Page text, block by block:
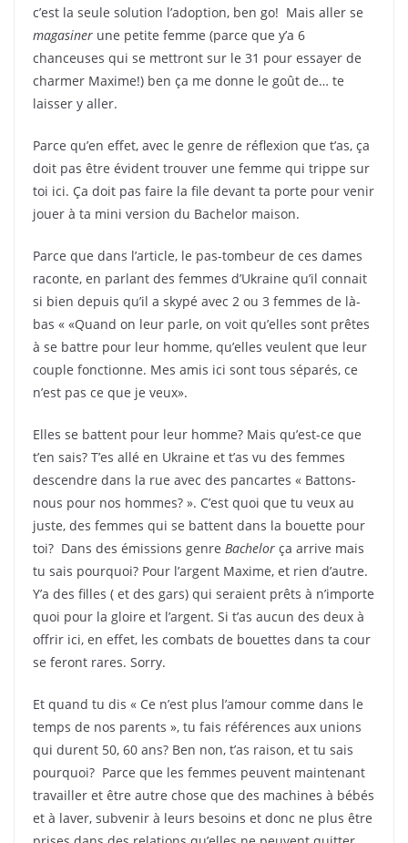
c’est la seule solution l’adoption, ben go! Mais aller se
magasiner une petite femme (parce que y’a 6
chanceuses qui se mettront sur le 31 pour essayer de
charmer Maxime!) ben ça me donne le goût de… te
laisser y aller.
Parce qu’en effet, avec le genre de réflexion que t’as, ça
doit pas être évident trouver une femme qui trippe sur
toi ici. Ça doit pas faire la file devant ta porte pour venir
jouer à ta mini version du Bachelor maison.
Parce que dans l’article, le pas-tombeur de ces dames
raconte, en parlant des femmes d’Ukraine qu’il connait
si bien depuis qu’il a skypé avec 2 ou 3 femmes de là-
bas « «Quand on leur parle, on voit qu’elles sont prêtes
à se battre pour leur homme, qu’elles veulent que leur
couple fonctionne. Mes amis ici sont tous séparés, ce
n’est pas ce que je veux».
Elles se battent pour leur homme? Mais qu’est-ce que
t’en sais? T’es allé en Ukraine et t’as vu des femmes
descendre dans la rue avec des pancartes « Battons-
nous pour nos hommes? ». C’est quoi que tu veux au
juste, des femmes qui se battent dans la bouette pour
toi? Dans des émissions genre Bachelor ça arrive mais
tu sais pourquoi? Pour l’argent Maxime, et rien d’autre.
Y’a des filles ( et des gars) qui seraient prêts à n’importe
quoi pour la gloire et l’argent. Si t’as aucun des deux à
offrir ici, en effet, les combats de bouettes dans ta cour
se feront rares. Sorry.
Et quand tu dis « Ce n’est plus l’amour comme dans le
temps de nos parents », tu fais références aux unions
qui durent 50, 60 ans? Ben non, t’as raison, et tu sais
pourquoi? Parce que les femmes peuvent maintenant
travailler et être autre chose que des machines à bébés
et à laver, subvenir à leurs besoins et donc ne plus être